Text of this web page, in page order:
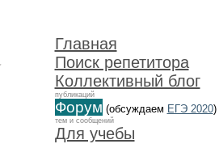
Главная
Поиск репетитора
Коллективный блог
публикаций
Форум (обсуждаем ЕГЭ 2020)
тем и сообщений
Для учебы